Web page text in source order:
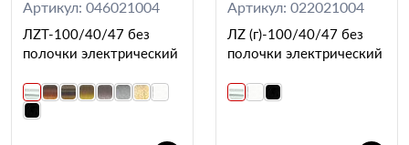
Артикул: 046021004
ЛZT-100/40/47 без
полочки электрический
Артикул: 022021004
ЛZ (г)-100/40/47 без
полочки электрический